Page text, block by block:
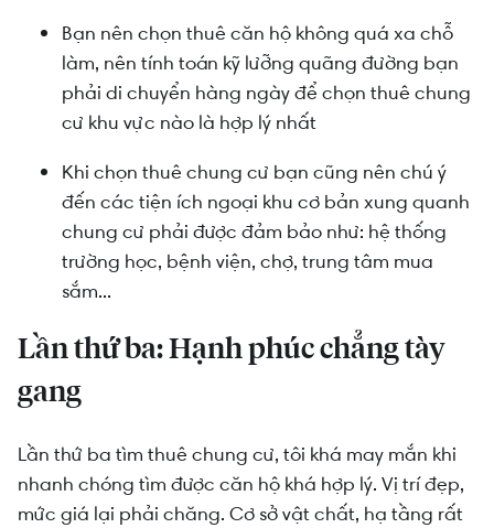
Bạn nên chọn thuê căn hộ không quá xa chỗ
làm, nên tính toán kỹ lưỡng quãng đường bạn
phải di chuyển hàng ngày để chọn thuê chung
cư khu vực nào là hợp lý nhất
Khi chọn thuê chung cư bạn cũng nên chú ý
đến các tiện ích ngoại khu cơ bản xung quanh
chung cư phải được đảm bảo như: hệ thống
trường học, bệnh viện, chợ, trung tâm mua
sắm...
Lần thứ ba: Hạnh phúc chẳng tày
gang
Lần thứ ba tìm thuê chung cư, tôi khá may mắn khi
nhanh chóng tìm được căn hộ khá hợp lý. Vị trí đẹp,
mức giá lại phải chăng. Cơ sở vật chất, hạ tầng rất